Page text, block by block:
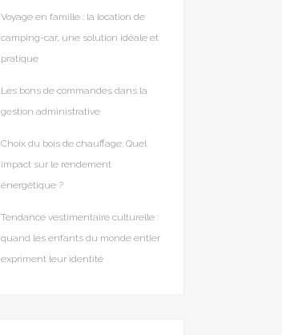
Voyage en famille : la location de
camping-car, une solution idéale et
pratique
Les bons de commandes dans la
gestion administrative
Choix du bois de chauffage: Quel
impact sur le rendement
énergétique ?
Tendance vestimentaire culturelle :
quand les enfants du monde entier
expriment leur identité